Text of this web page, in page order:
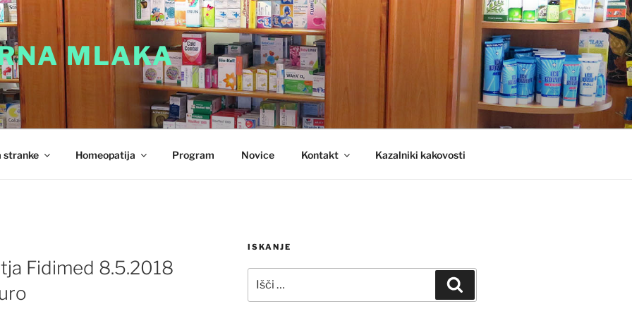
MLAKA
stranke Homeopatija Program Novice Kontakt Kazalniki kakovosti
Fidimed 8.5.2018
ISKANJE